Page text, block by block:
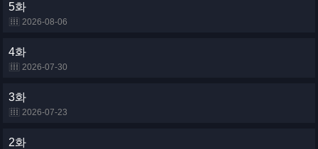
5화
2026-08-06
4화
2026-07-30
3화
2026-07-23
2화